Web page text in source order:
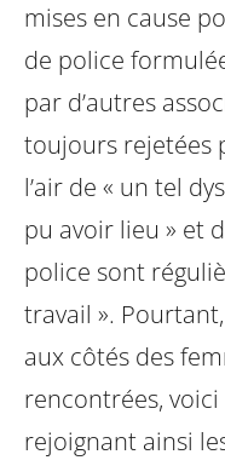
mises en cause
de police
par d’autres
toujours rejetées
l’air de « un tel
pu avoir lieu » et
police sont
travail ».
aux côtés des
rencontrées, voici
rejoignant ainsi